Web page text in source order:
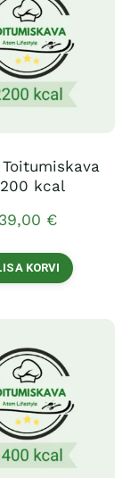
Toitumiskava
kcal
39,00 €
KORVI